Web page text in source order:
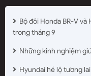
Bộ đôi Honda BR-V
trong tháng 9
Những kinh nghiệm
Hyundai hé lộ tương